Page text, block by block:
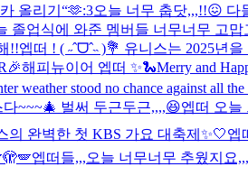
올리기“🫶:3오늘 너무 춥닷,,,!!😖 다
졸업식에 와준 멤버들 너무너무 고
!!엡떠 ! ( ˶ˆᗜˆ˵ )💐 유니스는 2025년
해피뉴이어 엡떠 ✨🐍Merry and
weather stood no chance against all
~~~🎄 벌써 두근두근,,,,😆엡떠 오늘
의 완벽한 첫 KBS 가요 대축제✨🤍엡
엡떠들,,,오늘 너무너무 추웠지요